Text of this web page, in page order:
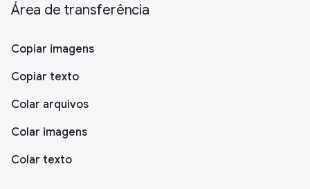
Área de transferência
Copiar imagens
Copiar texto
Colar arquivos
Colar imagens
Colar texto